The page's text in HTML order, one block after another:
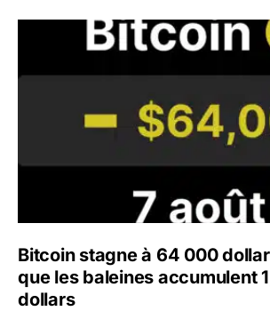
Bitcoin stagne à 64 000 dollars
Bitcoin stagne à 64 000
que les baleines accumulent
dollars